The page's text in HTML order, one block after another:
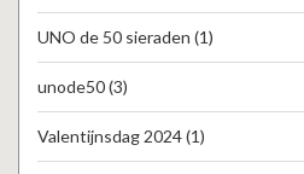
UNO de 50 sieraden (1)
unode50(3)
Valentijnsdag 2024(1)